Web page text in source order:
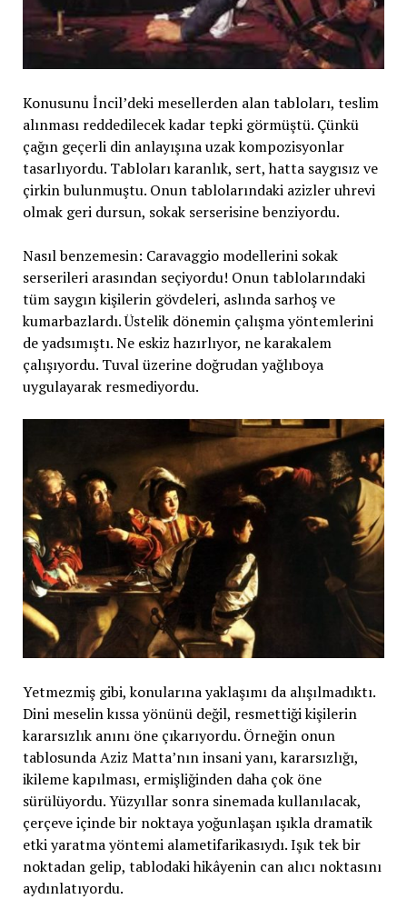
Konusunu İncil’deki mesellerden alan tabloları, teslim
alınması reddedilecek kadar tepki görmüştü. Çünkü
çağın geçerli din anlayışına uzak kompozisyonlar
tasarlıyordu. Tabloları karanlık, sert, hatta saygısız ve
çirkin bulunmuştu. Onun tablolarındaki azizler uhrevi
olmak geri dursun, sokak serserisine benziyordu.
Nasıl benzemesin: Caravaggio modellerini sokak
serserileri arasından seçiyordu! Onun tablolarındaki
tüm saygın kişilerin gövdeleri, aslında sarhoş ve
kumarbazlardı. Üstelik dönemin çalışma yöntemlerini
de yadsımıştı. Ne eskiz hazırlıyor, ne karakalem
çalışıyordu. Tuval üzerine doğrudan yağlıboya
uygulayarak resmediyordu.
Yetmezmiş gibi, konularına yaklaşımı da alışılmadıktı.
Dini meselin kıssa yönünü değil, resmettiği kişilerin
kararsızlık anını öne çıkarıyordu. Örneğin onun
tablosunda Aziz Matta’nın insani yanı, kararsızlığı,
ikileme kapılması, ermişliğinden daha çok öne
sürülüyordu. Yüzyıllar sonra sinemada kullanılacak,
çerçeve içinde bir noktaya yoğunlaşan ışıkla dramatik
etki yaratma yöntemi alametifarikasıydı. Işık tek bir
noktadan gelip, tablodaki hikâyenin can alıcı noktasını
aydınlatıyordu.